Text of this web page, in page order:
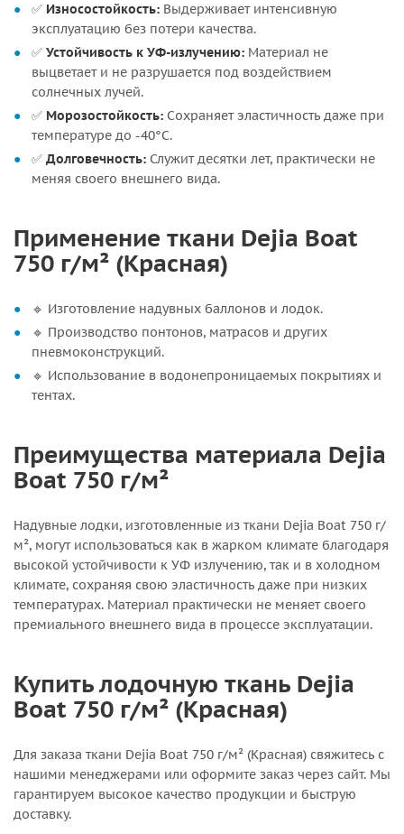
✅ Износостойкость: Выдерживает интенсивную
эксплуатацию без потери качества.
✅ Устойчивость к УФ-излучению: Материал не
выцветает и не разрушается под воздействием
солнечных лучей.
✅ Морозостойкость: Сохраняет эластичность даже при
температуре до -40°C.
✅ Долговечность: Служит десятки лет, практически не
меняя своего внешнего вида.
Применение ткани Dejia Boat
750 г/м² (Красная)
🔹 Изготовление надувных баллонов и лодок.
🔹 Производство понтонов, матрасов и других
пневмоконструкций.
🔹 Использование в водонепроницаемых покрытиях и
тентах.
Преимущества материала Dejia
Boat 750 г/м²
Надувные лодки, изготовленные из ткани Dejia Boat 750 г/
м², могут использоваться как в жарком климате благодаря
высокой устойчивости к УФ излучению, так и в холодном
климате, сохраняя свою эластичность даже при низких
температурах. Материал практически не меняет своего
премиального внешнего вида в процессе эксплуатации.
Купить лодочную ткань Dejia
Boat 750 г/м² (Красная)
Для заказа ткани Dejia Boat 750 г/м² (Красная) свяжитесь с
нашими менеджерами или оформите заказ через сайт. Мы
гарантируем высокое качество продукции и быструю
доставку.